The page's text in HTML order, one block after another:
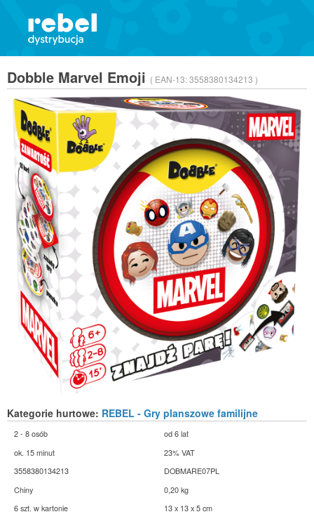
Dobble Marvel Emoji ( EAN-13:3558380134213 )
Kategorie hurtowe: REBEL - Gry planszowe familijne
2 - 8 osób
od 6 lat
ok. 15 minut
23% VAT
3558380134213
DOBMARE07PL
Chiny
0,20 kg
6 szt. w kartonie
13 x 13 x 5 cm